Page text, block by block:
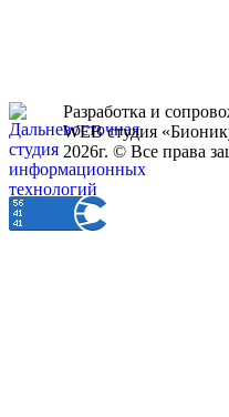
Разработка и
WEB студия
2026г. © Все права